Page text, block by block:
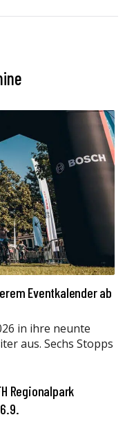
Eventkalender ab
in ihre neunte
aus. Sechs Stopps
Regionalpark